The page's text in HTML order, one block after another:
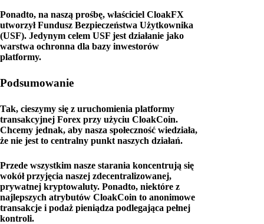
Ponadto, na naszą prośbę, właściciel CloakFX
utworzył Fundusz Bezpieczeństwa Użytkownika
(USF). Jedynym celem USF jest działanie jako
warstwa ochronna dla bazy inwestorów
platformy.
Podsumowanie
Tak, cieszymy się z uruchomienia platformy
transakcyjnej Forex przy użyciu CloakCoin.
Chcemy jednak, aby nasza społeczność wiedziała,
że nie jest to centralny punkt naszych działań.
Przede wszystkim nasze starania koncentrują się
wokół przyjęcia naszej zdecentralizowanej,
prywatnej kryptowaluty. Ponadto, niektóre z
najlepszych atrybutów CloakCoin to anonimowe
transakcje i podaż pieniądza podlegająca pełnej
kontroli.